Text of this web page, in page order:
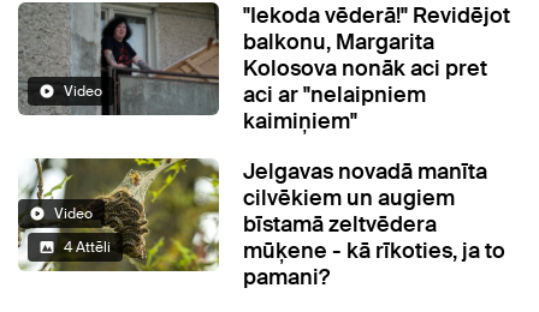
Video
"Iekoda vēderā!" Revidējot
balkonu, Margarita
Kolosova nonāk aci pret
aci ar "nelaipniem
kaimiņiem"
Video
4 Attēli
Jelgavas novadā manīta
cilvēkiem un augiem
bīstamā zeltvēdera
mūķene - kā rīkoties, ja to
pamani?